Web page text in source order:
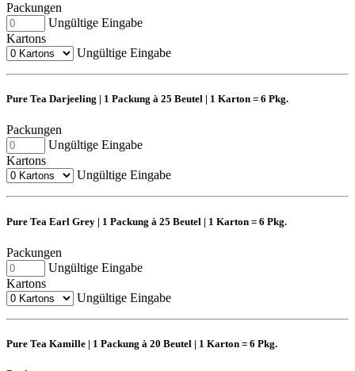
Packungen
Ungültige Eingabe
Kartons
Ungültige Eingabe
Pure Tea Darjeeling | 1 Packung à 25 Beutel | 1 Karton = 6 Pkg.
Packungen
Ungültige Eingabe
Kartons
Ungültige Eingabe
Pure Tea Earl Grey | 1 Packung à 25 Beutel | 1 Karton = 6 Pkg.
Packungen
Ungültige Eingabe
Kartons
Ungültige Eingabe
Pure Tea Kamille | 1 Packung à 20 Beutel | 1 Karton = 6 Pkg.